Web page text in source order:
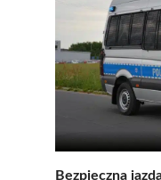
Bezpieczna